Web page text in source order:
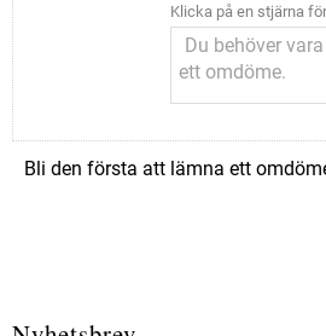
Klicka på en stjärna
Bli den första att lämna ett